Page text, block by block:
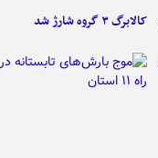
کالابرگ ۳ گروه شارژ شد